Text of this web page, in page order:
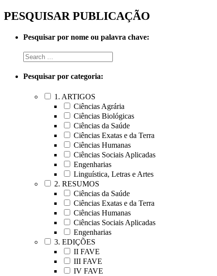
PESQUISAR PUBLICAÇÃO
Pesquisar por nome ou palavra chave:
Pesquisar por categoria:
1. ARTIGOS
Ciências Agrária
Ciências Biológicas
Ciências da Saúde
Ciências Exatas e da Terra
Ciências Humanas
Ciências Sociais Aplicadas
Engenharias
Linguística, Letras e Artes
2. RESUMOS
Ciências da Saúde
Ciências Exatas e da Terra
Ciências Humanas
Ciências Sociais Aplicadas
Engenharias
3. EDIÇÕES
II FAVE
III FAVE
IV FAVE